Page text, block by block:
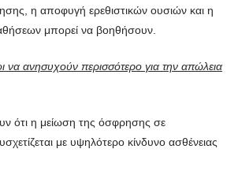
η αποφυγή ερεθιστικών ουσιών και η
μπορεί να βοηθήσουν.
να ανησυχούν περισσότερο για την απώλεια
ότι η μείωση της όσφρησης σε
με υψηλότερο κίνδυνο ασθένειας